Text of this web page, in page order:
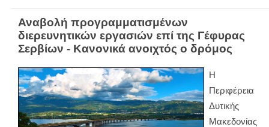
Αναβολή προγραμματισμένων
διερευνητικών εργασιών επί της Γέφυρας
Σερβίων - Κανονικά ανοιχτός ο δρόμος
Η
Περιφέρεια
Δυτικής
Μακεδονίας